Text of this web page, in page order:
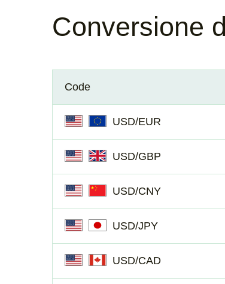
Conversione
Code
USD/EUR
USD/GBP
USD/CNY
USD/JPY
USD/CAD